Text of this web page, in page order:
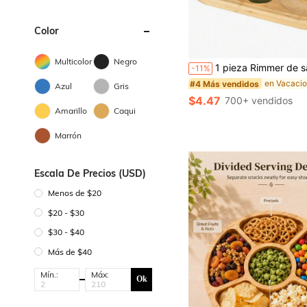
Color
Multicolor Negro
Azul Gris
Amarillo Caqui
Marrón
Escala De Precios (USD)
Menos de $20
$20 - $30
$30 - $40
Más de $40
Mín.: Máx: Ok
-11% 1 pieza Rimmer de sal y azúcar de margarita de madera, Juego de rimmer de sal de margarita con doble orificio para cócteles, Rimmer de cóctel de margarita, Rimmers de
(100+)
#4 Más vendidos
(100+)
#4 Más vendidos
(100+)
#4 Más vendidos
(100+)
$4.47 700+ vendidos